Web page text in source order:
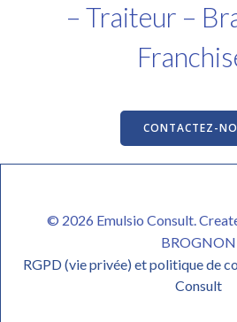
– Traiteur –
CONTACTEZ-
© 2026 Emulsio Consult.
BROGNON
RGPD (vie privée) et politique de
Consult